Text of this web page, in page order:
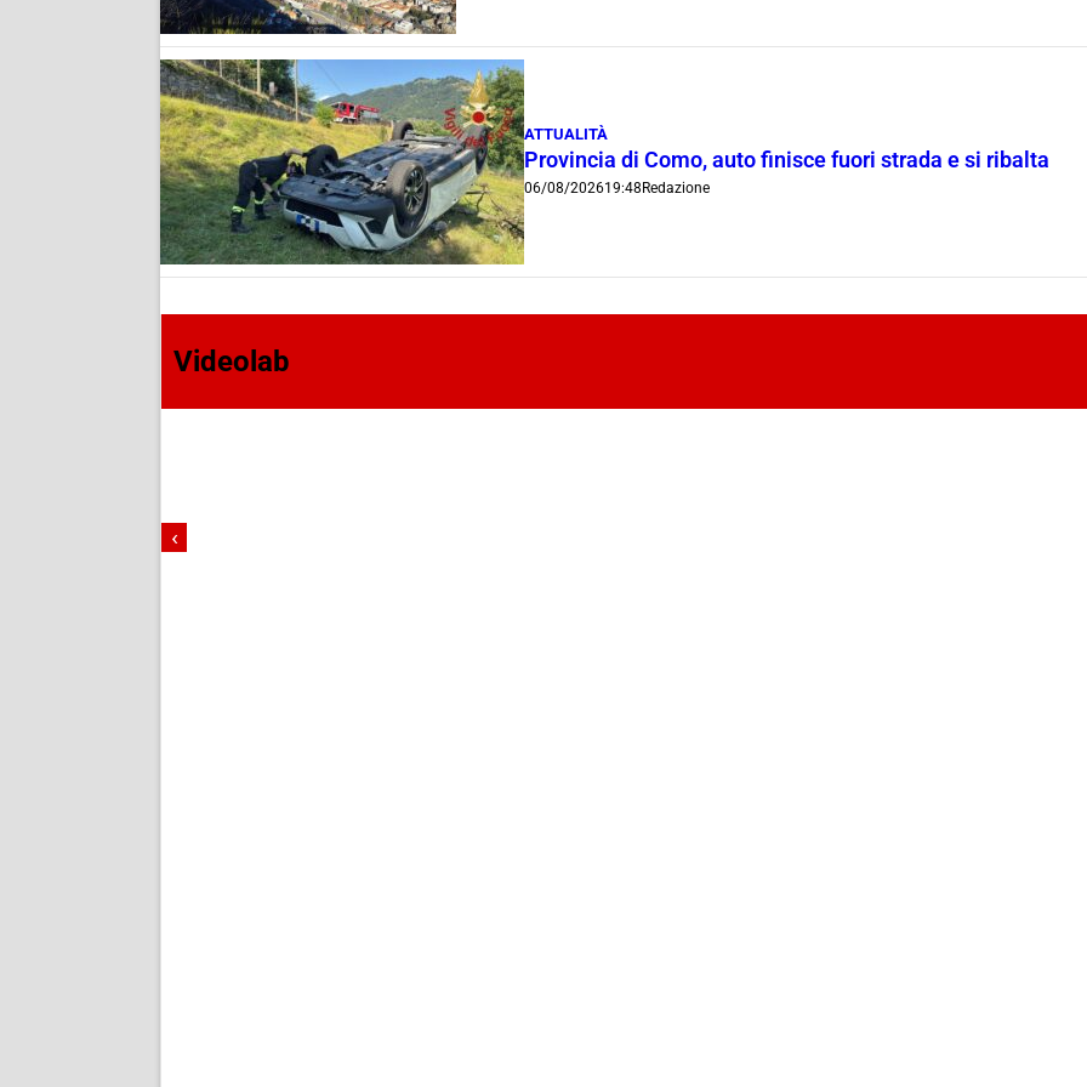
ATTUALITÀ
Provincia di Como, auto finisce fuori strada e si ribalta
06/08/202619:48 Redazione
Videolab
‹